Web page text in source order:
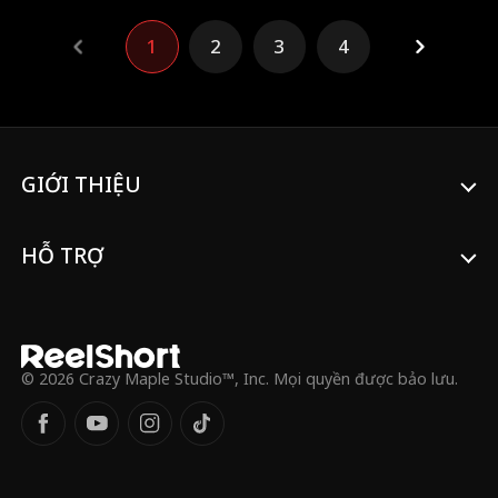
kéo theo hàng loạt hiểu lầm và thử
thách...
1 2 3 4
GIỚI THIỆU
HỖ TRỢ
© 2026 Crazy Maple Studio™, Inc. Mọi quyền được bảo lưu.